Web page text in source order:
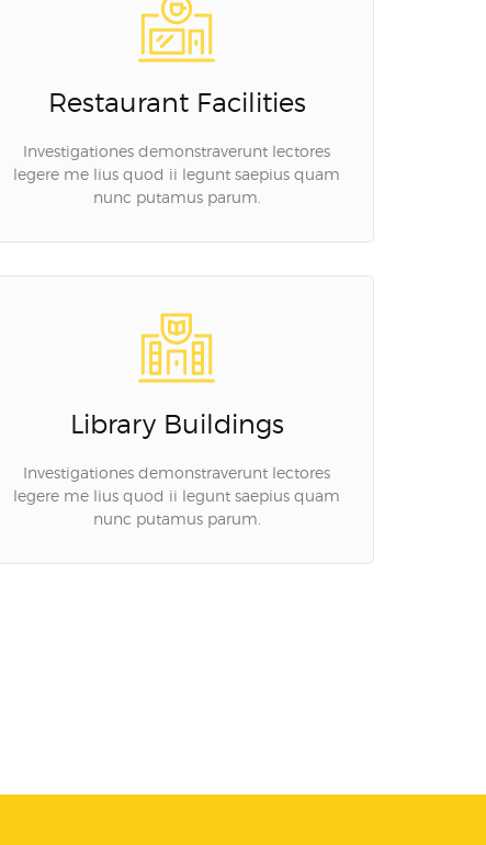
Restaurant Facilities
Investigationes demonstraverunt lectores
legere me lius quod ii legunt saepius quam
nunc putamus parum.
Library Buildings
Investigationes demonstraverunt lectores
legere me lius quod ii legunt saepius quam
nunc putamus parum.